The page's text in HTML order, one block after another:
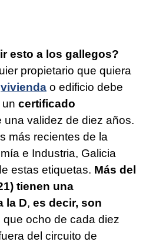
esto a los gallegos?
propietario que quiera
vivienda o edificio debe
certificado
una validez de diez años.
más recientes de la
e Industria, Galicia
estas etiquetas. Más del
tienen una
la D, es decir, son
que ocho de cada diez
del circuito de